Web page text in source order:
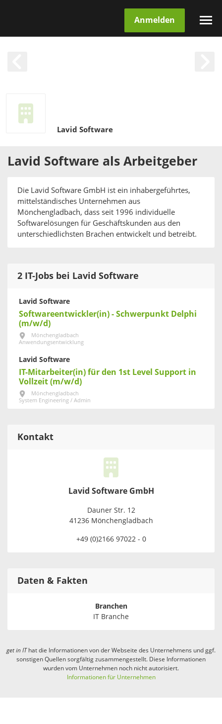
Anmelden
Lavid Software
Lavid Software als Arbeitgeber
Die Lavid Software GmbH ist ein inhabergeführtes,
mittelständisches Unternehmen aus
Mönchengladbach, dass seit 1996 individuelle
Softwarelösungen für Geschäftskunden aus den
unterschiedlichsten Brachen entwickelt und betreibt.
2 IT-Jobs bei Lavid Software
Lavid Software
Softwareentwickler(in) - Schwerpunkt Delphi
(m/w/d)
Mönchengladbach
Anwendungsentwicklung
Lavid Software
IT-Mitarbeiter(in) für den 1st Level Support in
Vollzeit (m/w/d)
Mönchengladbach
System Engineering / Admin
Kontakt
Lavid Software GmbH
Dauner Str. 12
41236 Mönchengladbach
+49 (0)2166 97022 - 0
Daten & Fakten
Branchen
IT Branche
get in IThat die Informationen von der Webseite des Unternehmens und ggf.
sonstigen Quellen sorgfältig zusammengestellt. Diese Informationen
wurden vom Unternehmen noch nicht autorisiert.
Informationen für Unternehmen